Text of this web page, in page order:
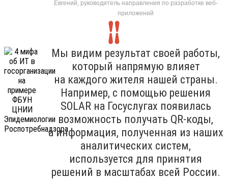
Евгений, руководитель направления по разработке веб-
приложений
Мы видим результат своей работы,
который напрямую влияет
на каждого жителя нашей страны.
Например, с помощью решения
SOLAR на Госуслугах появилась
возможность получать QR-коды,
а информация, полученная из наших
аналитических систем,
используется для принятия
решений в масштабах всей России.